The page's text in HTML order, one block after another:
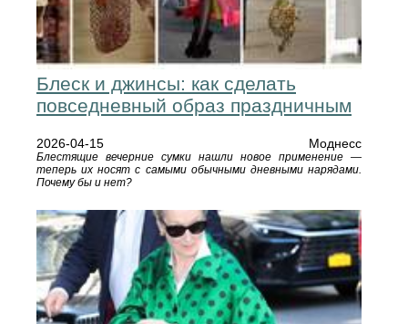
Блеск и джинсы: как сделать
повседневный образ праздничным
2026-04-15 Моднесс
Блестящие вечерние сумки нашли новое применение —
теперь их носят с самыми обычными дневными нарядами.
Почему бы и нет?